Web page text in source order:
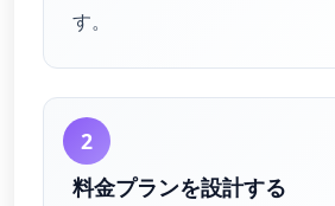
す。
2
料金プランを設計する